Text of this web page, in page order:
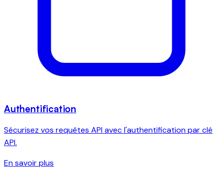
Authentification
Sécurisez vos requêtes API avec l'authentification par clé
API.
En savoir plus